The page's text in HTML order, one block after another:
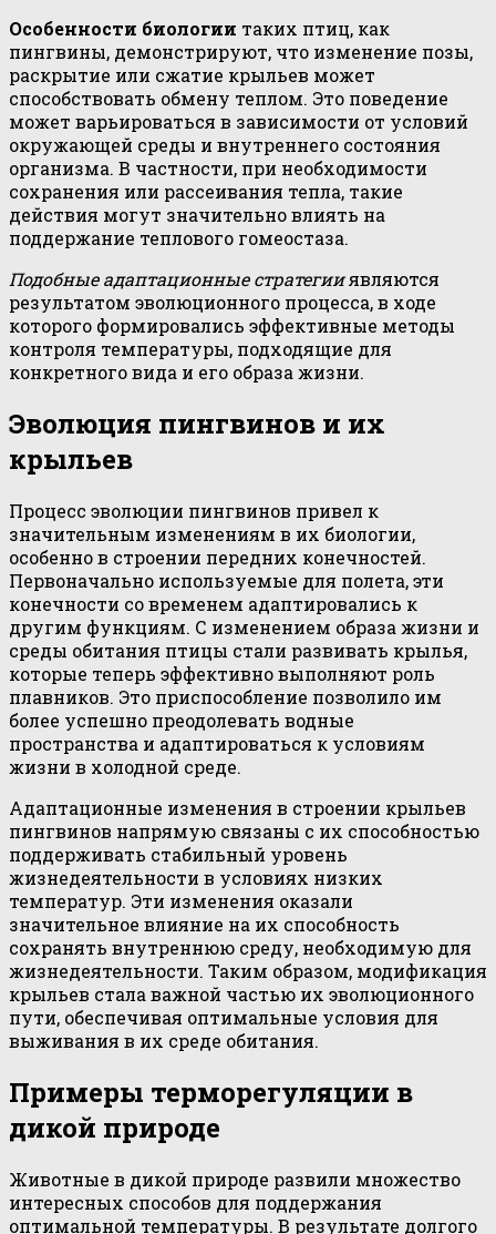
Особенности биологии таких птиц, как
пингвины, демонстрируют, что изменение позы,
раскрытие или сжатие крыльев может
способствовать обмену теплом. Это поведение
может варьироваться в зависимости от условий
окружающей среды и внутреннего состояния
организма. В частности, при необходимости
сохранения или рассеивания тепла, такие
действия могут значительно влиять на
поддержание теплового гомеостаза.
Подобные адаптационные стратегииявляются
результатом эволюционного процесса, в ходе
которого формировались эффективные методы
контроля температуры, подходящие для
конкретного вида и его образа жизни.
Эволюция пингвинов и их
крыльев
Процесс эволюции пингвинов привел к
значительным изменениям в их биологии,
особенно в строении передних конечностей.
Первоначально используемые для полета, эти
конечности со временем адаптировались к
другим функциям. С изменением образа жизни и
среды обитания птицы стали развивать крылья,
которые теперь эффективно выполняют роль
плавников. Это приспособление позволило им
более успешно преодолевать водные
пространства и адаптироваться к условиям
жизни в холодной среде.
Адаптационные изменения в строении крыльев
пингвинов напрямую связаны с их способностью
поддерживать стабильный уровень
жизнедеятельности в условиях низких
температур. Эти изменения оказали
значительное влияние на их способность
сохранять внутреннюю среду, необходимую для
жизнедеятельности. Таким образом, модификация
крыльев стала важной частью их эволюционного
пути, обеспечивая оптимальные условия для
выживания в их среде обитания.
Примеры терморегуляции в
дикой природе
Животные в дикой природе развили множество
интересных способов для поддержания
оптимальной температуры. В результате долгого